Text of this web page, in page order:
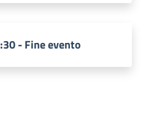
- Fine evento